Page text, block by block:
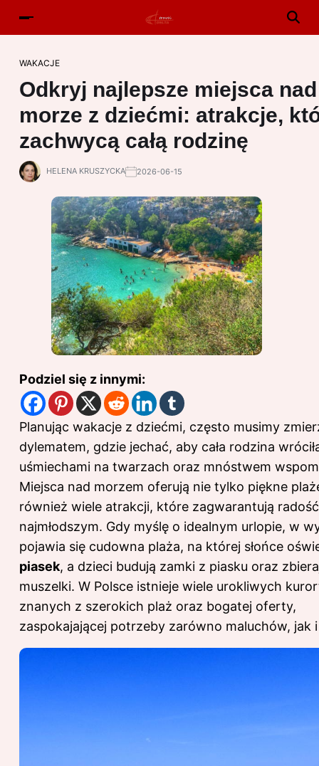
WAKACJE
Odkryj najlepsze miejsca nad
morze z dziećmi: atrakcje,
zachwycą całą rodzinę
HELENA KRUSZYCKA 2026-06-15
Podziel się z innymi:
Planując wakacje z dziećmi, często musimy
dylematem, gdzie jechać, aby cała rodzina
uśmiechami na twarzach oraz mnóstwem
Miejsca nad morzem oferują nie tylko piękne
również wiele atrakcji, które zagwarantują
najmłodszym. Gdy myślę o idealnym urlopie, w
pojawia się cudowna plaża, na której słońce
piasek, a dzieci budują zamki z piasku oraz
muszelki. W Polsce istnieje wiele urokliwych
znanych z szerokich plaż oraz bogatej oferty,
zaspokajającej potrzeby zarówno maluchów, jak i